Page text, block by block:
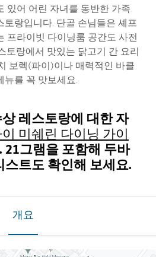
있어 어린 자녀를 동반한 가족
랑입니다. 단골 손님들은 셰프
프라이빗 다이닝룸 공간도 사전
토랑에서 맛있는 닭고기 간 요리
보렉(파이)이나 매력적인 바클
를 꼭 맛보세요.
레스토랑에 대한 자
미쉐린 다이닝 가이
21그램을 포함해 두바
트도 확인해 보세요.
개요